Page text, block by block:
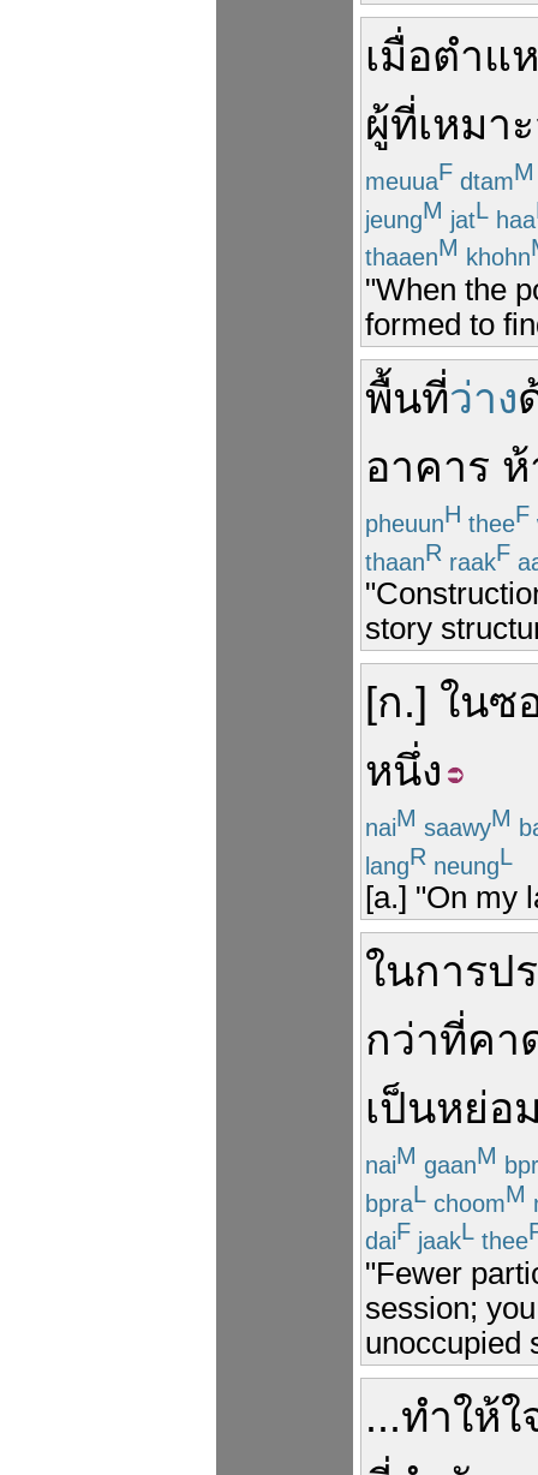
เมื่อตำแ
ผู้ที่เหมา
meuuaF dtamM
jeungM jatL haa
thaaenM khohn
"When the
formed to
พื้นที่ว่าง
อาคาร ห้
pheuunH theeF
thaanR raakF
story
[ก.] ในซ
หนึ่ง
naiM saawyM
langR neungL
[a.] "On my
ในการป
กว่าที่คา
เป็นหย่อ
naiM gaanM
bpraL choomM
daiF jaakL thee
"Fewer
session;
unoccupied
...ทำให้ใ